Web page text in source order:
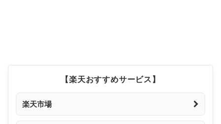
【楽天おすすめサービス】
楽天市場